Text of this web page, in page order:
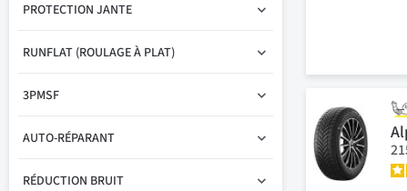
PROTECTION JANTE
RUNFLAT (ROULAGE À PLAT)
3PMSF
AUTO-RÉPARANT
RÉDUCTION BRUIT